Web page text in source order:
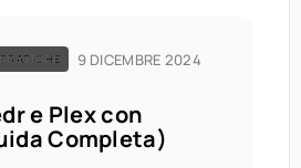
9 DICEMBRE 2024
e Plex con
Completa)